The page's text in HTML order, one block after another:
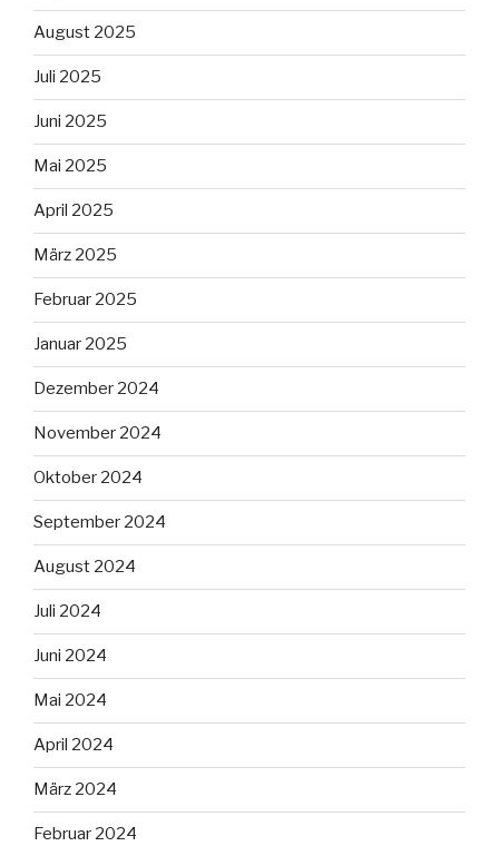
August 2025
Juli 2025
Juni 2025
Mai 2025
April 2025
März 2025
Februar 2025
Januar 2025
Dezember 2024
November 2024
Oktober 2024
September 2024
August 2024
Juli 2024
Juni 2024
Mai 2024
April 2024
März 2024
Februar 2024